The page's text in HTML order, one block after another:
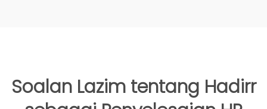
Soalan Lazim tentang Hadirr